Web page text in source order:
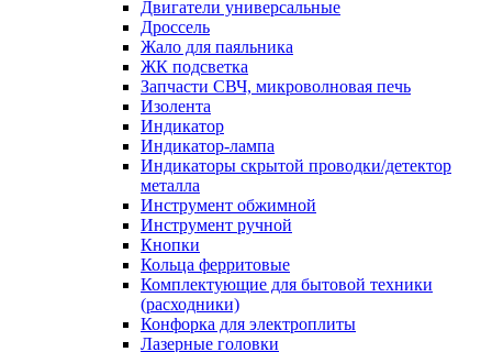
Двигатели универсальные
Дроссель
Жало для паяльника
ЖК подсветка
Запчасти СВЧ, микроволновая печь
Изолента
Индикатор
Индикатор-лампа
Индикаторы скрытой проводки/детектор
металла
Инструмент обжимной
Инструмент ручной
Кнопки
Кольца ферритовые
Комплектующие для бытовой техники
(расходники)
Конфорка для электроплиты
Лазерные головки